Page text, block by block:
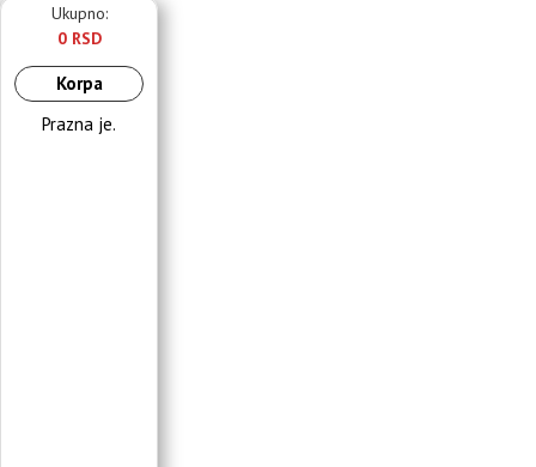
Ukupno:
0 RSD
Korpa
Prazna je.